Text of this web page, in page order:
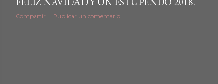
Compartir Publicar un comentario